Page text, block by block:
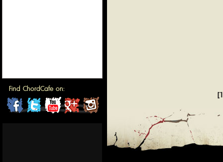
Find ChordCafe on:
ChordCafeChordCafeChordCafeChordCafe